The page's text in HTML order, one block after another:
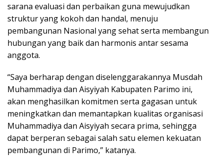
sarana evaluasi dan perbaikan guna mewujudkan
struktur yang kokoh dan handal, menuju
pembangunan Nasional yang sehat serta membangun
hubungan yang baik dan harmonis antar sesama
anggota.
“Saya berharap dengan diselenggarakannya Musdah
Muhammadiya dan Aisyiyah Kabupaten Parimo ini,
akan menghasilkan komitmen serta gagasan untuk
meningkatkan dan memantapkan kualitas organisasi
Muhammadiya dan Aisyiyah secara prima, sehingga
dapat berperan sebagai salah satu elemen kekuatan
pembangunan di Parimo,” katanya.